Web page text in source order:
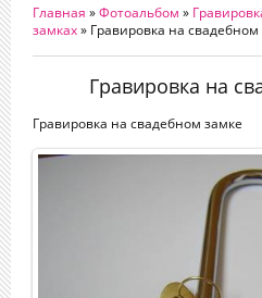
Главная »Фотоальбом »
замках» Гравировка на свадебном
Гравировка на
Гравировка на свадебном замке